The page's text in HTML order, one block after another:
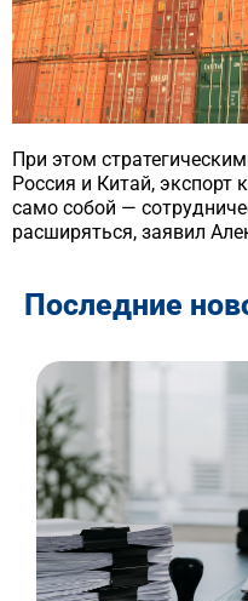
При этом
Россия и Китай, экспорт
само собой —
расширяться, заявил
Последние